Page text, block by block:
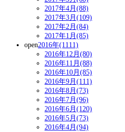
2017年4月(88)
2017年3月(109)
2017年2月(84)
2017年1月(85)
open2016年(1111)
2016年12月(80)
2016年11月(88)
2016年10月(85)
2016年9月(111)
2016年8月(73)
2016年7月(96)
2016年6月(120)
2016年5月(73)
2016年4月(94)